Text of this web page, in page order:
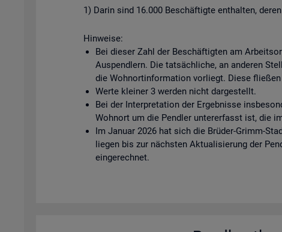
1) Darin sind 16.000 Beschäftigte enthalten,
Hinweise:
Bei dieser Zahl der Beschäftigten am
Auspendlern. Die tatsächliche, an anderen
die Wohnortinformation vorliegt. Diese
Werte kleiner 3 werden nicht dargestellt.
Bei der Interpretation der Ergebnisse
Wohnort um die Pendler untererfasst ist, die
Im Januar 2026 hat sich die Brüder-Grimm-
liegen bis zur nächsten Aktualisierung der
eingerechnet.